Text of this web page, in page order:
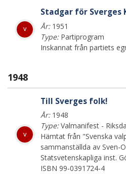
v
Stadgar för Sverges
År:1951
Type:Partiprogram
Inskannat från partiets
1948
v
Till Sverges folk!
År:1948
Type:Valmanifest -
Hämtat från "Svenska
sammanställda av Sven-
Statsvetenskapliga inst.
ISBN 99-0391724-4